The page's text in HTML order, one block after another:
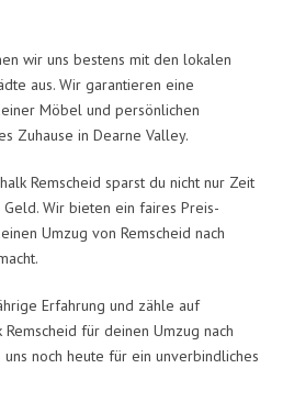
wir uns bestens mit den lokalen
aus. Wir garantieren eine
Möbel und persönlichen
Zuhause in Dearne Valley.
Remscheid sparst du nicht nur Zeit
Wir bieten ein faires Preis-
Umzug von Remscheid nach
Erfahrung und zähle auf
für deinen Umzug nach
noch heute für ein unverbindliches